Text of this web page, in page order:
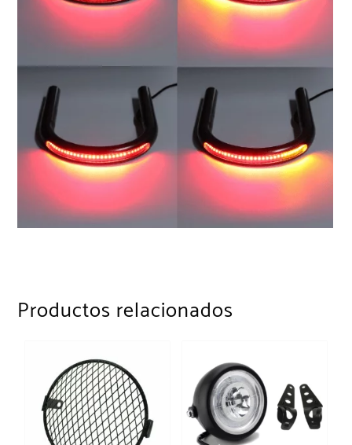
Productos relacionados